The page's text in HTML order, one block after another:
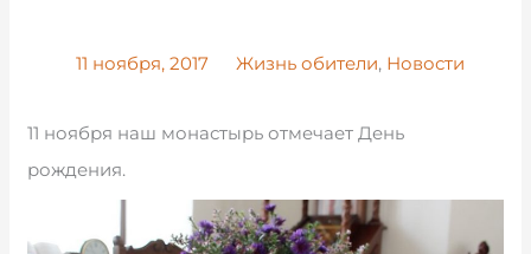
11 ноября, 2017 Жизнь обители, Новости
11 ноября наш монастырь отмечает День
рождения.